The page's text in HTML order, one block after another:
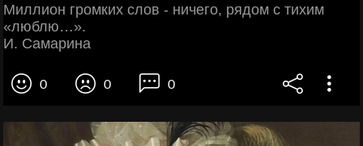
Миллион громких слов - ничего, рядом с тихим
«люблю…».
И. Самарина
0 0 0